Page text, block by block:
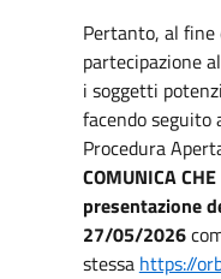
Pertanto, al
partecipazione
i soggetti
facendo seguito
Procedura
COMUNICA
presentazione
27/05/2026
stessa https://